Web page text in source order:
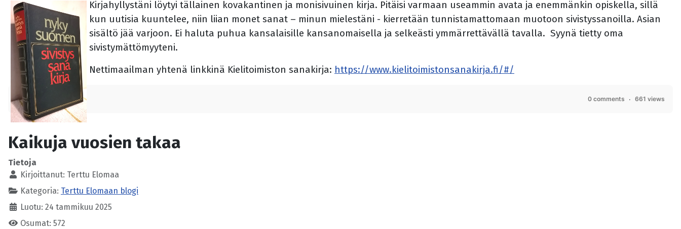
Kirjahyllystäni löytyi tällainen kovakantinen ja monisivuinen kirja. Pitäisi varmaan useammin avata ja enemmänkin opiskella, sillä
kun uutisia kuuntelee, niin liian monet sanat – minun mielestäni - kierretään tunnistamattomaan muotoon sivistyssanoilla. Asian
sisältö jää varjoon. Ei haluta puhua kansalaisille kansanomaisella ja selkeästi ymmärrettävällä tavalla. Syynä tietty oma
sivistymättömyyteni.
Nettimaailman yhtenä linkkinä Kielitoimiston sanakirja: https://www.kielitoimistonsanakirja.fi/#/
0 comments 661 views
Kaikuja vuosien takaa
Tietoja
Kirjoittanut: Terttu Elomaa
Kategoria: Terttu Elomaan blogi
Luotu: 24 tammikuu 2025
Osumat: 572